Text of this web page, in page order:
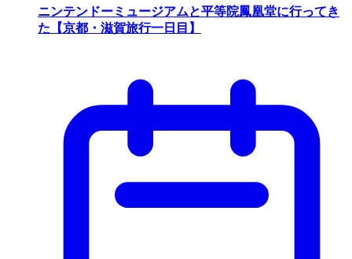
ニンテンドーミュージアムと平等院鳳凰堂に行ってき
た【京都・滋賀旅行一日目】